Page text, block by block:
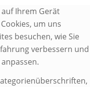
Ihrem Gerät
um uns
besuchen, wie Sie
verbessern und